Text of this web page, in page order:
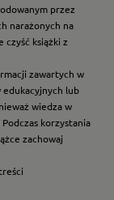
przez
narażonych na
książki z
zawartych w
edukacyjnych lub
wiedza w
korzystania
zachowaj